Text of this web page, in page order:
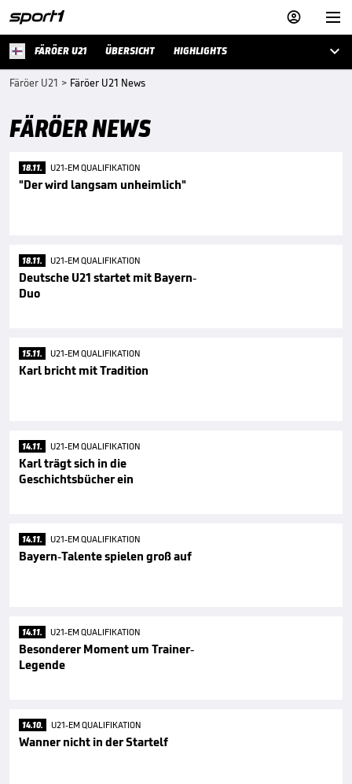


FÄRÖER U21 ÜBERSICHT HIGHLIGHTS 
Färöer U21 > Färöer U21 News
FÄRÖER NEWS
18.11. U21-EM QUALIFIKATION
"Der wird langsam unheimlich"
18.11. U21-EM QUALIFIKATION
Deutsche U21 startet mit Bayern-
Duo
15.11. U21-EM QUALIFIKATION
Karl bricht mit Tradition
14.11. U21-EM QUALIFIKATION
Karl trägt sich in die
Geschichtsbücher ein
14.11. U21-EM QUALIFIKATION
Bayern-Talente spielen groß auf
14.11. U21-EM QUALIFIKATION
Besonderer Moment um Trainer-
Legende
14.10. U21-EM QUALIFIKATION
Wanner nicht in der Startelf